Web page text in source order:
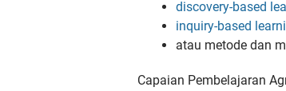
discovery-based
inquiry-based
atau metode dan
Capaian Pembelajaran